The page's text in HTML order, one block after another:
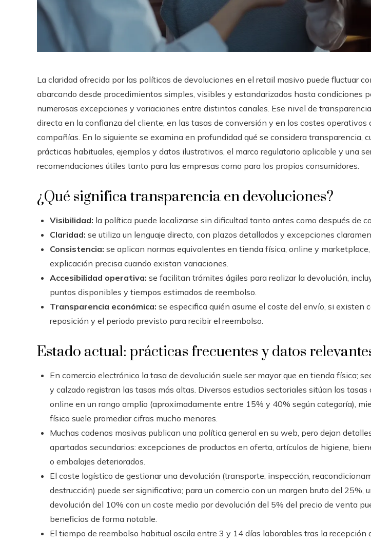
La claridad ofrecida por las políticas de devoluciones en el retail masivo puede fluctuar
abarcando desde procedimientos simples, visibles y estandarizados hasta condiciones
numerosas excepciones y variaciones entre distintos canales. Ese nivel de
directa en la confianza del cliente, en las tasas de conversión y en los costes operativos
compañías. En lo siguiente se examina en profundidad qué se considera transparencia,
prácticas habituales, ejemplos y datos ilustrativos, el marco regulatorio aplicable y una
recomendaciones útiles tanto para las empresas como para los propios consumidores.
¿Qué significa transparencia en devoluciones?
Visibilidad: la política puede localizarse sin dificultad tanto antes como después de
Claridad: se utiliza un lenguaje directo, con plazos detallados y excepciones
Consistencia: se aplican normas equivalentes en tienda física, online y
explicación precisa cuando existan variaciones.
Accesibilidad operativa: se facilitan trámites ágiles para realizar la devolución,
puntos disponibles y tiempos estimados de reembolso.
Transparencia económica: se especifica quién asume el coste del envío, si existen
reposición y el periodo previsto para recibir el reembolso.
Estado actual: prácticas frecuentes y datos
En comercio electrónico la tasa de devolución suele ser mayor que en tienda física;
y calzado registran las tasas más altas. Diversos estudios sectoriales sitúan las tasas
online en un rango amplio (aproximadamente entre 15% y 40% según categoría),
físico suele promediar cifras mucho menores.
Muchas cadenas masivas publican una política general en su web, pero dejan
apartados secundarios: excepciones de productos en oferta, artículos de higiene,
o embalajes deteriorados.
El coste logístico de gestionar una devolución (transporte, inspección,
destrucción) puede ser significativo; para un comercio con un margen bruto del 25%,
devolución del 10% con un coste medio por devolución del 5% del precio de venta
beneficios de forma notable.
El tiempo de reembolso habitual oscila entre 3 y 14 días laborables tras la recepción